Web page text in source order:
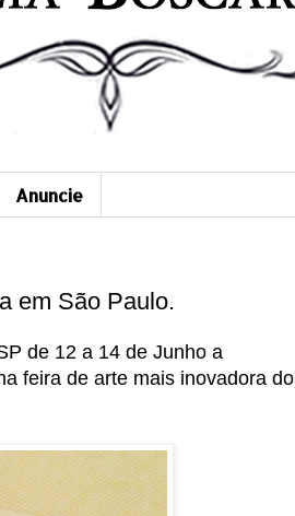
Anuncie
em São Paulo.
de 12 a 14 de Junho a
feira de arte mais inovadora do